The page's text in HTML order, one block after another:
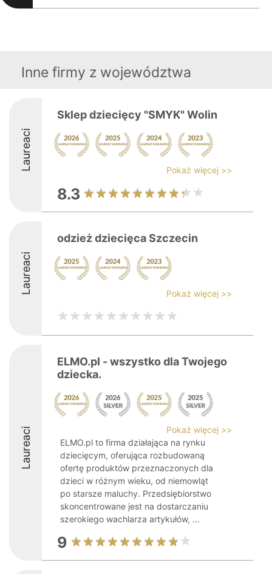
Inne firmy z województwa
Laureaci
Sklep dziecięcy "SMYK" Wolin
Pokaż więcej >>
8.3
Laureaci
odzież dziecięca Szczecin
Pokaż więcej >>
Laureaci
ELMO.pl - wszystko dla Twojego
dziecka.
Pokaż więcej >>
ELMO.pl to firma działająca na rynku
dziecięcym, oferująca rozbudowaną
ofertę produktów przeznaczonych dla
dzieci w różnym wieku, od niemowląt
po starsze maluchy. Przedsiębiorstwo
skoncentrowane jest na dostarczaniu
szerokiego wachlarza artykułów, ...
9